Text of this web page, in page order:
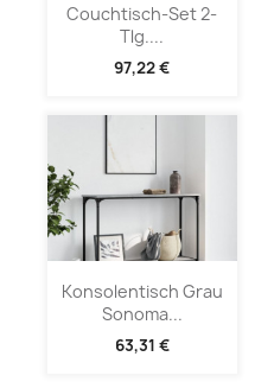
Couchtisch-Set 2-
Tlg....
97,22 €
Konsolentisch Grau
Sonoma...
63,31 €